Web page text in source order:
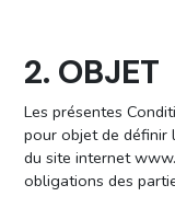
2. OBJET
Les présentes
pour objet de définir
du site internet
obligations des